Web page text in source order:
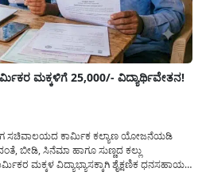
ಮಕ್ಕಳಿಗೆ 25,000/- ವಿದ್ಯಾರ್ಥಿವೇತನ!
ಸಚಿವಾಲಯದ ಕಾರ್ಮಿಕ ಕಲ್ಯಾಣ ಯೋಜನೆಯಡಿ
ಬೀಡಿ, ಸಿನೆಮಾ ಹಾಗೂ ಸುಣ್ಣದ ಕಲ್ಲು
ಮಕ್ಕಳ ವಿದ್ಯಾಭ್ಯಾಸಕ್ಕಾಗಿ ಶೈಕ್ಷಣಿಕ ಧನಸಹಾಯ/